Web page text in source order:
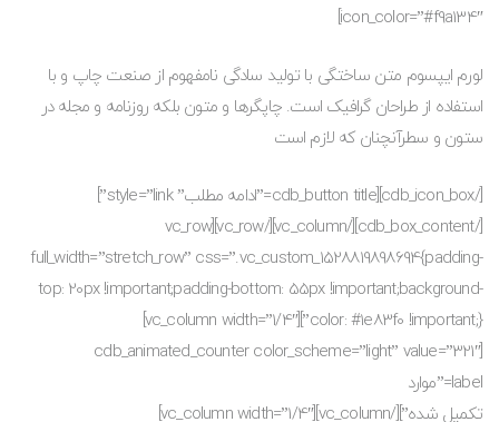
icon_color=”#f9a134″]
لورم ایپسوم متن ساختگی با تولید سادگی نامفهوم از صنعت چاپ و با
استفاده از طراحان گرافیک است. چاپگرها و متون بلکه روزنامه و مجله در
ستون و سطرآنچنان که لازم است
[/cdb_icon_box][cdb_button title=”ادامه مطلب” style=”link”]
[/cdb_box_content][/vc_column][/vc_row][vc_row
full_width=”stretch_row” css=”.vc_custom_1528819898694{padding-
top: 20px !important;padding-bottom: 55px !important;background-
[cdb_animated_counter color_scheme=”light” value=”321″
label=”موارد